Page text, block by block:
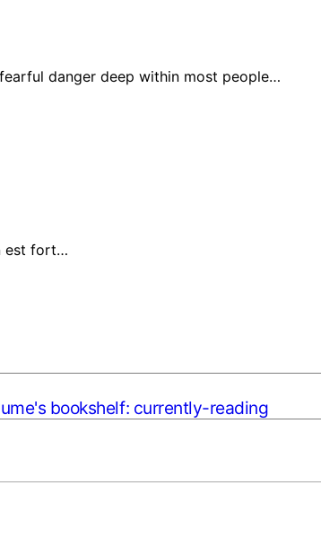
danger deep within most people…
est fort…
bookshelf: currently-reading